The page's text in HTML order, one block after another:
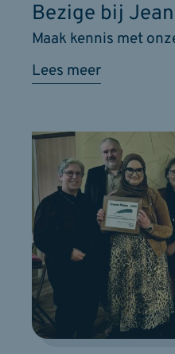
Lees meer
Maak kennis met
Bezige bij